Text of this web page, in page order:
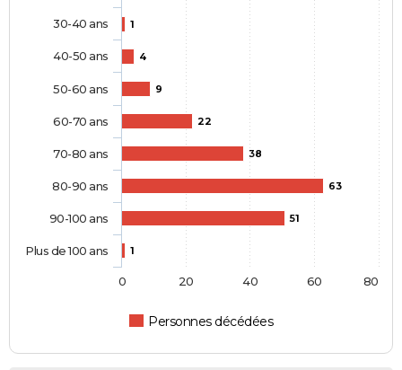
1
4
9
22
38
63
51
1
Personnes décédées
30-40 ans
40-50 ans
50-60 ans
60-70 ans
70-80 ans
80-90 ans
90-100 ans
Plus de 100 ans
0 20 40 60 80